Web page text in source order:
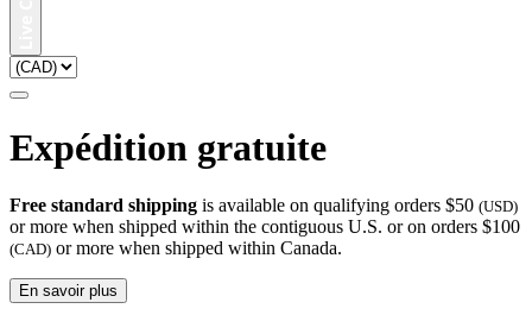
Expédition gratuite
Free standard shipping is available on qualifying orders $50 (USD)
or more when shipped within the contiguous U.S. or on orders $100
(CAD) or more when shipped within Canada.
En savoir plus